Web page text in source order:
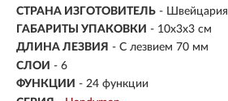
СТРАНА ИЗГОТОВИТЕЛЬ - Швейцария
ГАБАРИТЫ УПАКОВКИ - 10x3x3 см
ДЛИНА ЛЕЗВИЯ - С лезвием 70 мм
СЛОИ - 6
ФУНКЦИИ - 24 функции